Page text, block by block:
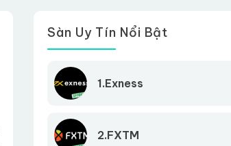
Sàn Uy Tín Nổi Bật
1.Exness
2.FXTM